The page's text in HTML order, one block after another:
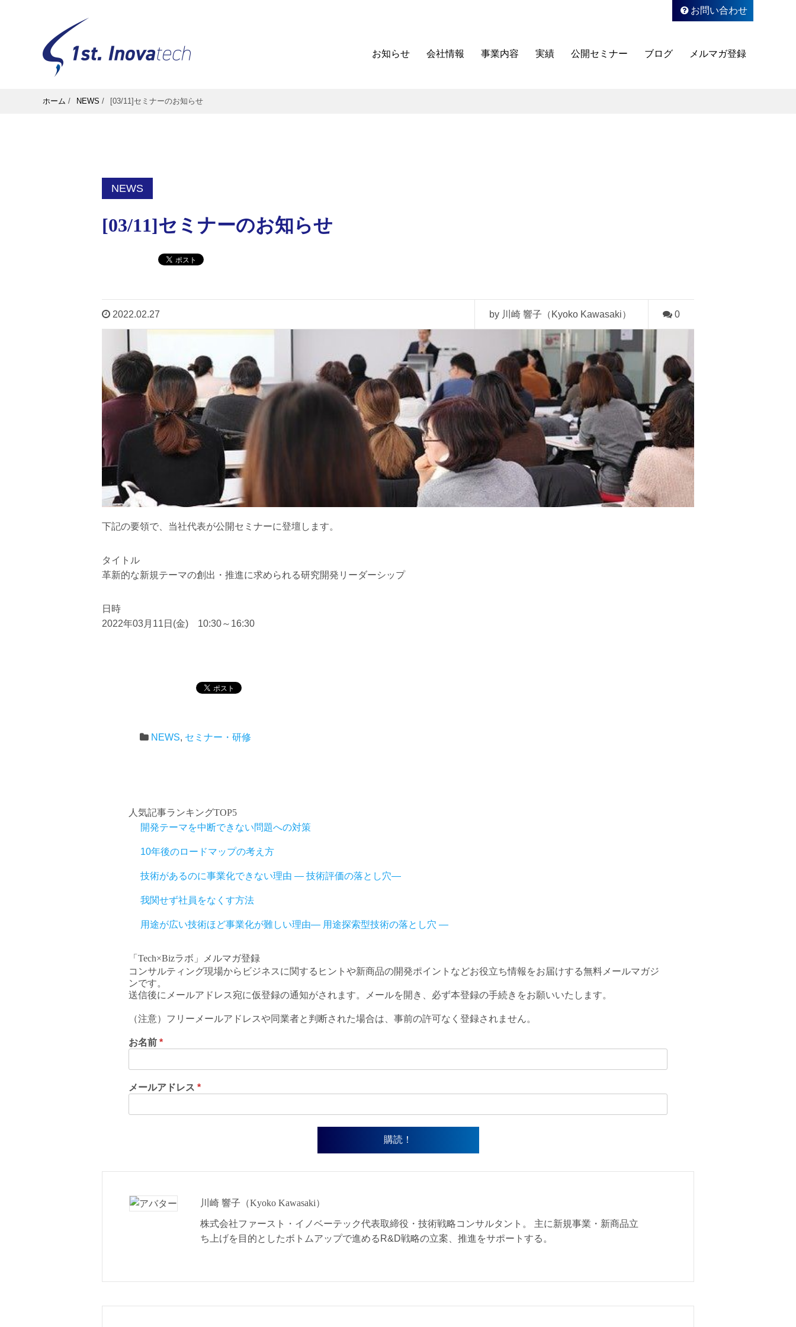
お問い合わせ
お知らせ 会社情報 事業内容 実績 公開セミナー ブログ メルマガ登録
ホーム / NEWS / [03/11]セミナーのお知らせ
NEWS
[03/11]セミナーのお知らせ
2022.02.27 by 川崎 響子（Kyoko Kawasaki） 0
下記の要領で、当社代表が公開セミナーに登壇します。
タイトル
革新的な新規テーマの創出・推進に求められる研究開発リーダーシップ
日時
2022年03月11日(金) 10:30～16:30
NEWS, セミナー・研修
人気記事ランキングTOP5
開発テーマを中断できない問題への対策
10年後のロードマップの考え方
技術があるのに事業化できない理由 ― 技術評価の落とし穴―
我関せず社員をなくす方法
用途が広い技術ほど事業化が難しい理由― 用途探索型技術の落とし穴 ―
「Tech×Bizラボ」メルマガ登録
コンサルティング現場からビジネスに関するヒントや新商品の開発ポイントなどお役立ち情報をお届けする無料メールマガジ
ンです。
送信後にメールアドレス宛に仮登録の通知がされます。メールを開き、必ず本登録の手続きをお願いいたします。
（注意）フリーメールアドレスや同業者と判断された場合は、事前の許可なく登録されません。
お名前 *
メールアドレス *
川崎 響子（Kyoko Kawasaki）
株式会社ファースト・イノベーテック代表取締役・技術戦略コンサルタント。 主に新規事業・新商品立
ち上げを目的としたボトムアップで進めるR&D戦略の立案、推進をサポートする。